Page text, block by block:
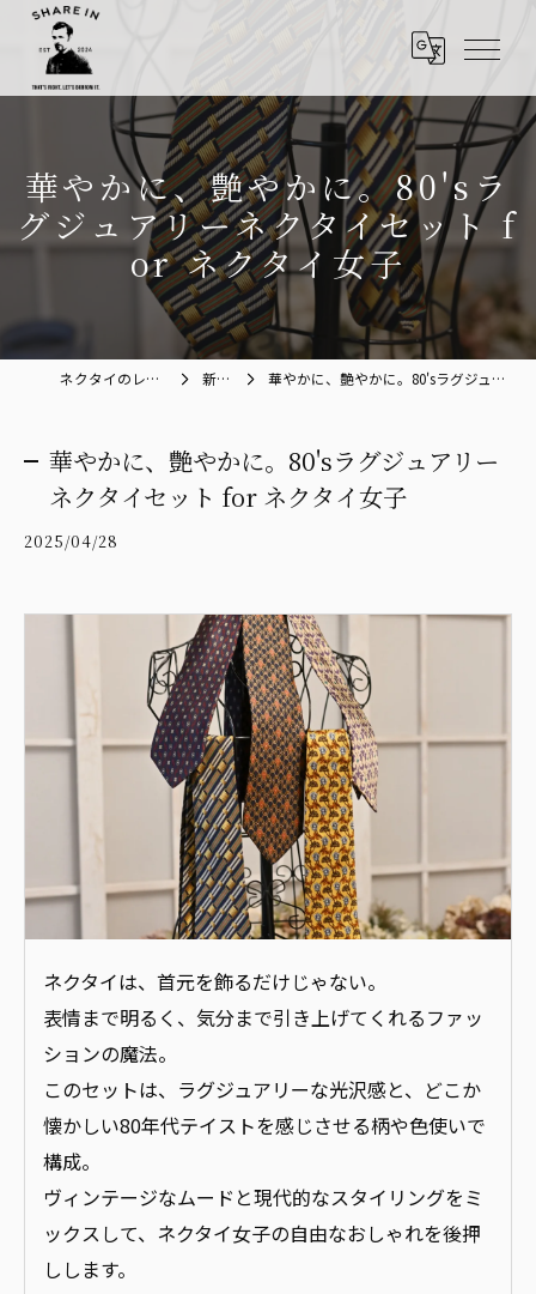
華やかに、艶やかに。80'sラ
グジュアリーネクタイセット f
or ネクタイ女子
ネクタイのレンタルならShare in 新着情報 華やかに、艶やかに。80'sラグジュアリーネクタイセット for ネクタイ女子
華やかに、艶やかに。80'sラグジュアリー
ネクタイセット for ネクタイ女子
2025/04/28
ネクタイは、首元を飾るだけじゃない。
表情まで明るく、気分まで引き上げてくれるファッ
ションの魔法。
このセットは、ラグジュアリーな光沢感と、どこか
懐かしい80年代テイストを感じさせる柄や色使いで
構成。
ヴィンテージなムードと現代的なスタイリングをミ
ックスして、ネクタイ女子の自由なおしゃれを後押
しします。